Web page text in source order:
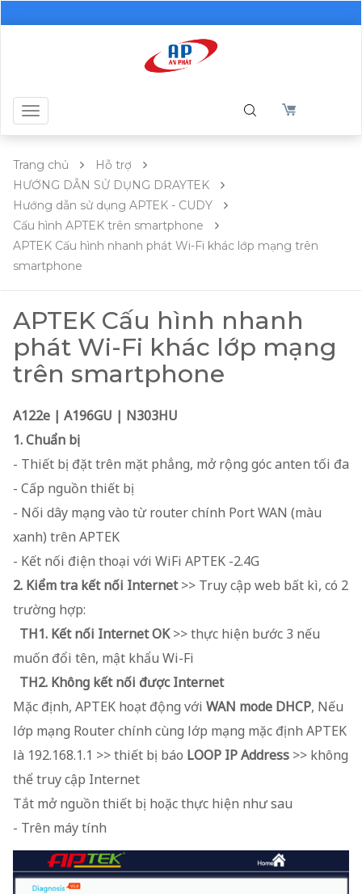
Toggle
navigation
Trang chủ
Hỗ trợ
HƯỚNG DẪN SỬ DỤNG DRAYTEK
Hướng dẫn sử dụng APTEK - CUDY
Cấu hình APTEK trên smartphone
APTEK Cấu hình nhanh phát Wi-Fi khác lớp mạng trên
smartphone
APTEK Cấu hình nhanh
phát Wi-Fi khác lớp mạng
trên smartphone
A122e | A196GU | N303HU
1. Chuẩn bị
- Thiết bị đặt trên mặt phẳng, mở rộng góc anten tối đa
- Cấp nguồn thiết bị
- Nối dây mạng vào từ router chính Port WAN (màu
xanh) trên APTEK
- Kết nối điện thoại với WiFi APTEK -2.4G
2. Kiểm tra kết nối Internet>> Truy cập web bất kì, có 2
trường hợp:
TH1. Kết nối Internet OK>> thực hiện bước 3 nếu
muốn đổi tên, mật khẩu Wi-Fi
TH2. Không kết nối được Internet
Mặc định, APTEK hoạt động với WAN mode DHCP, Nếu
lớp mạng Router chính cùng lớp mạng mặc định APTEK
là 192.168.1.1 >> thiết bị báo LOOP IP Address >> không
thể truy cập Internet
Tắt mở nguồn thiết bị hoặc thực hiện như sau
- Trên máy tính